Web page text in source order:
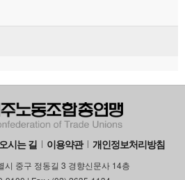
오시는 길 이용약관 개인정보처리방침
시 중구 정동길 3 경향신문사 14층